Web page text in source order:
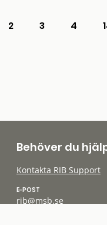
2 3 4
Behöver du
Kontakta RIB Support
E-POST
rib@msb.se